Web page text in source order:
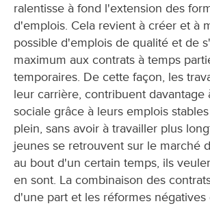
ralentisse à fond l'extension des
d'emplois. Cela revient à créer et à
possible d'emplois de qualité et de
maximum aux contrats à temps
temporaires. De cette façon, les
leur carrière, contribuent davantage
sociale grâce à leurs emplois
plein, sans avoir à travailler plus
jeunes se retrouvent sur le marché
au bout d'un certain temps, ils
en sont. La combinaison des
d'une part et les réformes négatives